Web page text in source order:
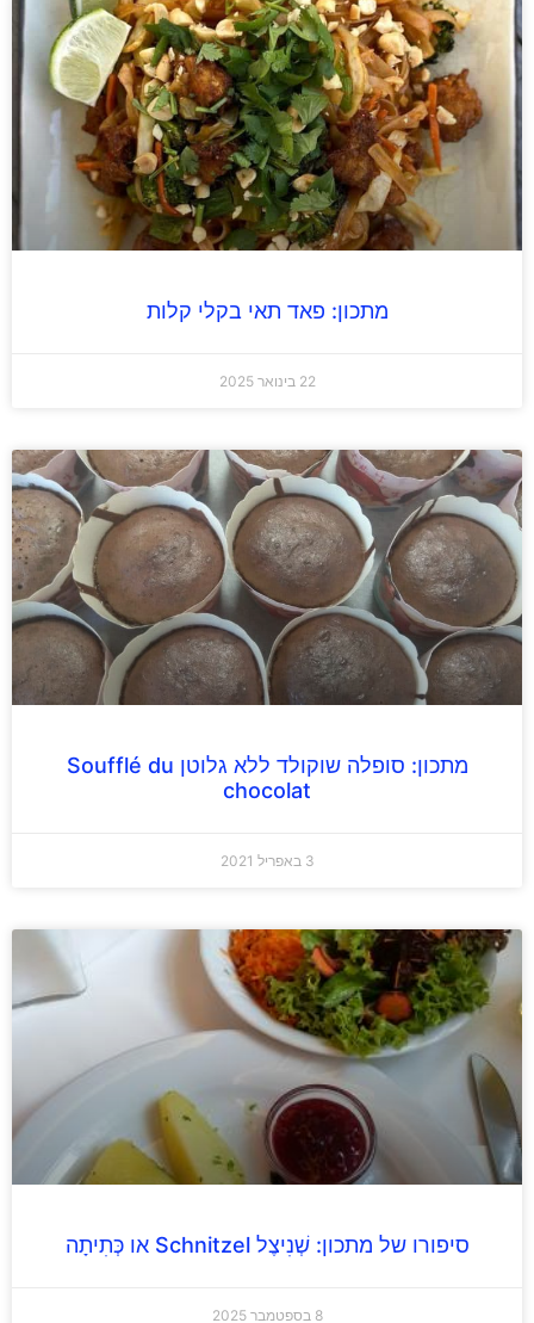
מתכון: פאד תאי בקלי קלות
מתכון: סופלה שוקולד ללא גלוטן Soufflé du
chocolat
סיפורו של מתכון: שְׁנִיצֶל Schnitzel או כְּתִיתָה